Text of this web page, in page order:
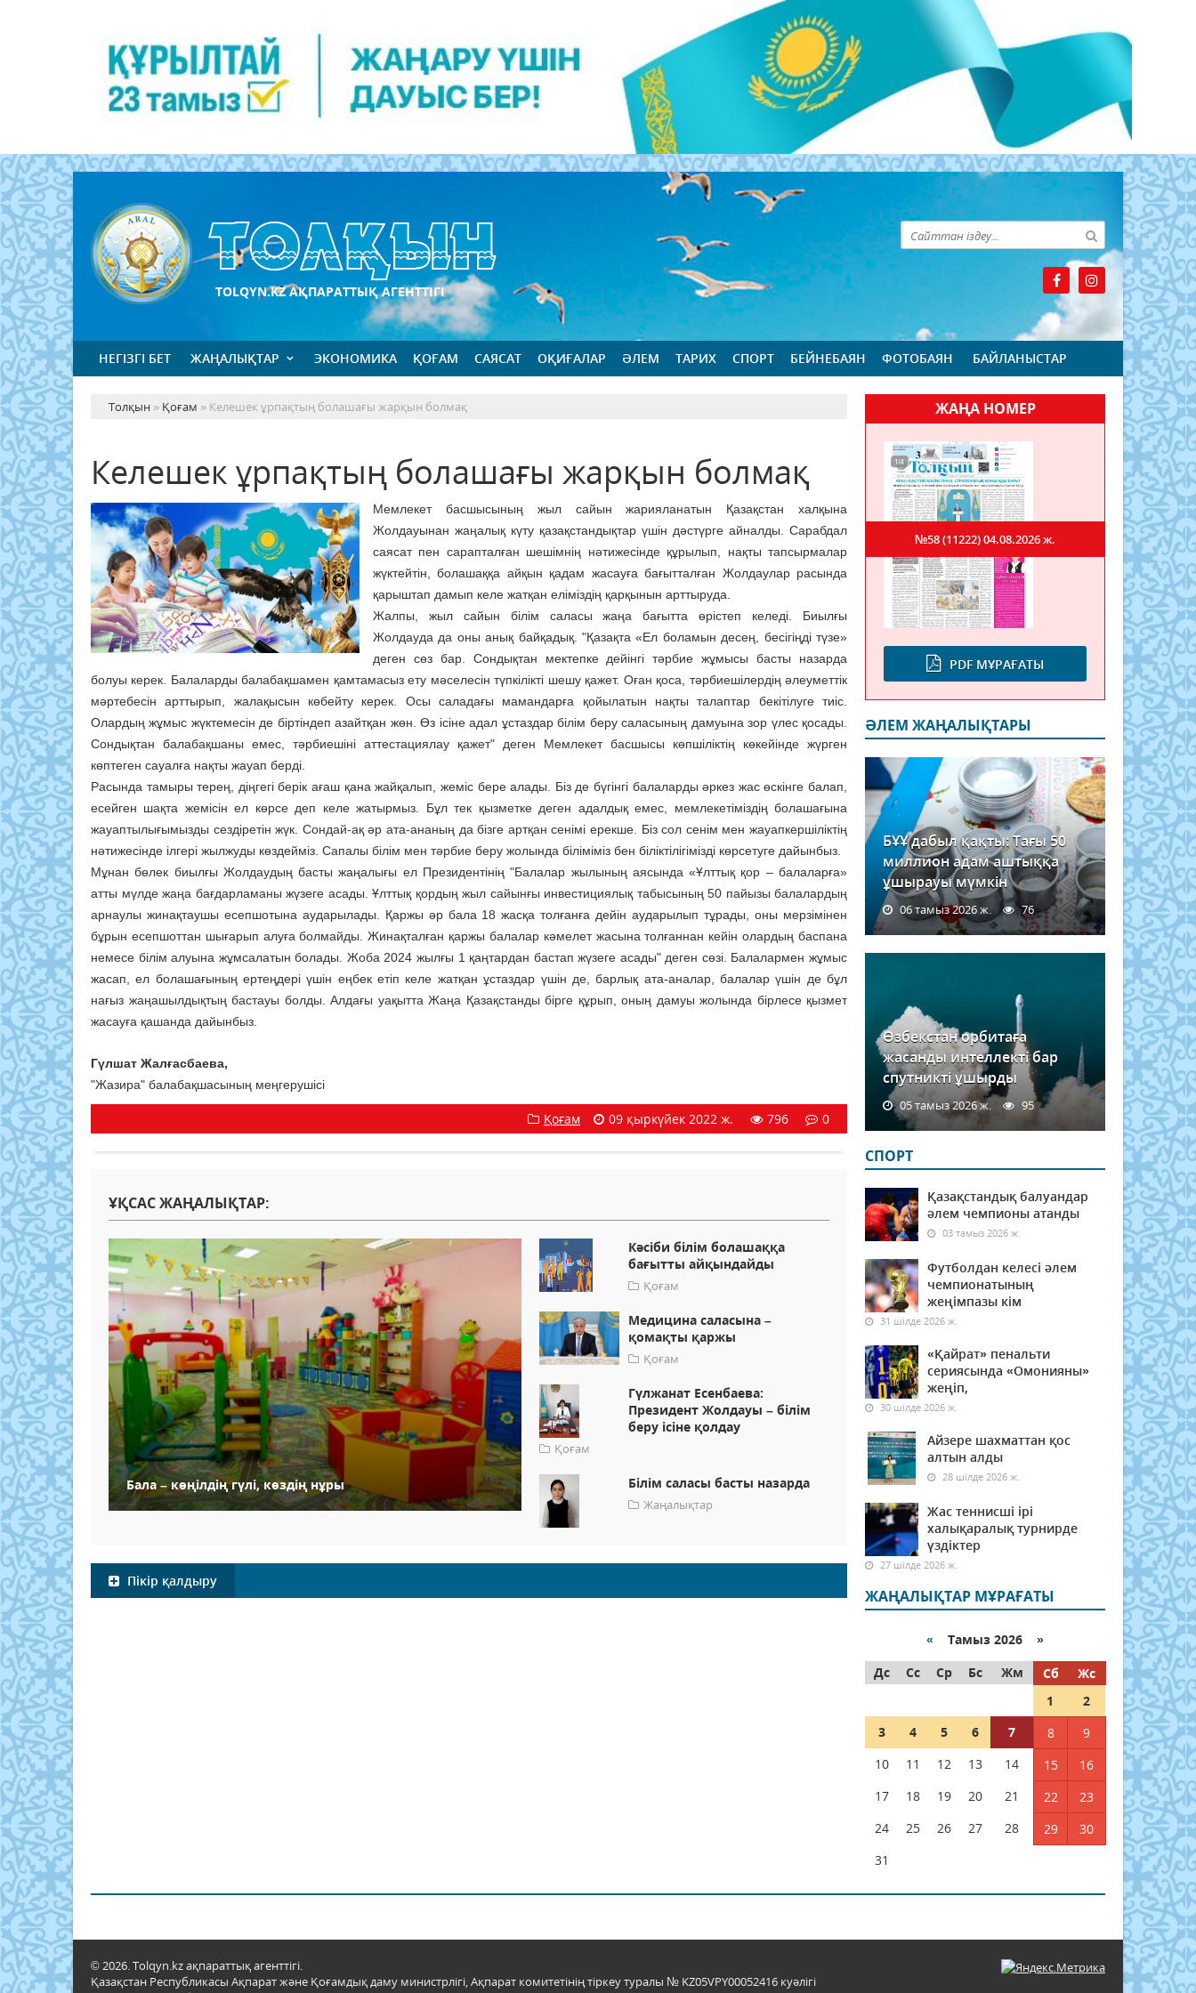
TOLQYN.KZ АҚПАРАТТЫҚ АГЕНТТІГІ
НЕГІЗГІ БЕТ ЖАҢАЛЫҚТАР ЭКОНОМИКА ҚОҒАМ САЯСАТ ОҚИҒАЛАР ӘЛЕМ ТАРИХ СПОРТ БЕЙНЕБАЯН ФОТОБАЯН БАЙЛАНЫСТАР
Толқын » Қоғам » Келешек ұрпақтың болашағы жарқын болмақ
Келешек ұрпақтың болашағы жарқын болмақ
Мемлекет басшысының жыл сайын жарияланатын Қазақстан халқына
Жолдауынан жаңалық күту қазақстандықтар үшін дәстүрге айналды. Сарабдал
саясат пен сарапталған шешімнің нәтижесінде құрылып, нақты тапсырмалар
жүктейтін, болашаққа айқын қадам жасауға бағытталған Жолдаулар расында
қарыштап дамып келе жатқан еліміздің қарқынын арттыруда.
Жалпы, жыл сайын білім саласы жаңа бағытта өрістеп келеді. Биылғы
Жолдауда да оны анық байқадық. "Қазақта «Ел боламын десең, бесігіңді түзе»
деген сөз бар. Сондықтан мектепке дейінгі тәрбие жұмысы басты назарда
болуы керек. Балаларды балабақшамен қамтамасыз ету мәселесін түпкілікті шешу қажет. Оған қоса, тәрбиешілердің әлеуметтік
мәртебесін арттырып, жалақысын көбейту керек. Осы саладағы мамандарға қойылатын нақты талаптар бекітілуге тиіс.
Олардың жұмыс жүктемесін де біртіндеп азайтқан жөн. Өз ісіне адал ұстаздар білім беру саласының дамуына зор үлес қосады.
Сондықтан балабақшаны емес, тәрбиешіні аттестациялау қажет" деген Мемлекет басшысы көпшіліктің көкейінде жүрген
көптеген сауалға нақты жауап берді.
Расында тамыры терең, діңгегі берік ағаш қана жайқалып, жеміс бере алады. Біз де бүгінгі балаларды әркез жас өскінге балап,
есейген шақта жемісін ел көрсе деп келе жатырмыз. Бұл тек қызметке деген адалдық емес, мемлекетіміздің болашағына
жауаптылығымызды сездіретін жүк. Сондай-ақ әр ата-ананың да бізге артқан сенімі ерекше. Біз сол сенім мен жауапкершіліктің
нәтижесінде ілгері жылжуды көздейміз. Сапалы білім мен тәрбие беру жолында біліміміз бен біліктілігімізді көрсетуге дайынбыз.
Мұнан бөлек биылғы Жолдаудың басты жаңалығы ел Президентінің "Балалар жылының аясында «Ұлттық қор – балаларға»
атты мүлде жаңа бағдарламаны жүзеге асады. Ұлттық қордың жыл сайынғы инвестициялық табысының 50 пайызы балалардың
арнаулы жинақтаушы есепшотына аударылады. Қаржы әр бала 18 жасқа толғанға дейін аударылып тұрады, оны мерзімінен
бұрын есепшоттан шығарып алуға болмайды. Жинақталған қаржы балалар кәмелет жасына толғаннан кейін олардың баспана
немесе білім алуына жұмсалатын болады. Жоба 2024 жылғы 1 қаңтардан бастап жүзеге асады" деген сөзі. Балалармен жұмыс
жасап, ел болашағының ертеңдері үшін еңбек етіп келе жатқан ұстаздар үшін де, барлық ата-аналар, балалар үшін де бұл
нағыз жаңашылдықтың бастауы болды. Алдағы уақытта Жаңа Қазақстанды бірге құрып, оның дамуы жолында бірлесе қызмет
жасауға қашанда дайынбыз.
Гүлшат Жалғасбаева,
"Жазира" балабақшасының меңгерушісі
Қоғам 09 қыркүйек 2022 ж. 796 0
ҰҚСАС ЖАҢАЛЫҚТАР:
Бала – көңілдің гүлі, көздің нұры
Кәсіби білім болашаққа
бағытты айқындайды
Қоғам
Медицина саласына –
қомақты қаржы
Қоғам
Гүлжанат Есенбаева:
Президент Жолдауы – білім
беру ісіне қолдау
Қоғам
Білім саласы басты назарда
Жаңалықтар
Пікір қалдыру
ЖАҢА НОМЕР
PDF МҰРАҒАТЫ
№58 (11222)04.08.2026 ж.
ӘЛЕМ ЖАҢАЛЫҚТАРЫ
БҰҰ дабыл қақты: Тағы 50
миллион адам аштыққа
ұшырауы мүмкін
06 тамыз 2026 ж. 76
Өзбекстан орбитаға
жасанды интеллекті бар
спутникті ұшырды
05 тамыз 2026 ж. 95
СПОРТ
Қазақстандық балуандар
әлем чемпионы атанды
03 тамыз 2026 ж.
Футболдан келесі әлем
чемпионатының
жеңімпазы кім
31 шілде 2026 ж.
«Қайрат» пенальти
сериясында «Омонияны»
жеңіп,
30 шілде 2026 ж.
Айзере шахматтан қос
алтын алды
28 шілде 2026 ж.
Жас теннисші ірі
халықаралық турнирде
үздіктер
27 шілде 2026 ж.
ЖАҢАЛЫҚТАР МҰРАҒАТЫ
« Тамыз 2026 »
Дс
Сс Ср Бс Жм Сб
Жс
1
2
3
4 5 6 7 8
9
10
11 12 13 14 15
16
17
18 19 20 21 22
23
24
25 26 27 28 29
30
31
© 2026. Tolqyn.kz ақпараттық агенттігі.
Қазақстан Республикасы Ақпарат және Қоғамдық даму министрлігі, Ақпарат комитетінің тіркеу туралы № KZ05VPY00052416 куәлігі